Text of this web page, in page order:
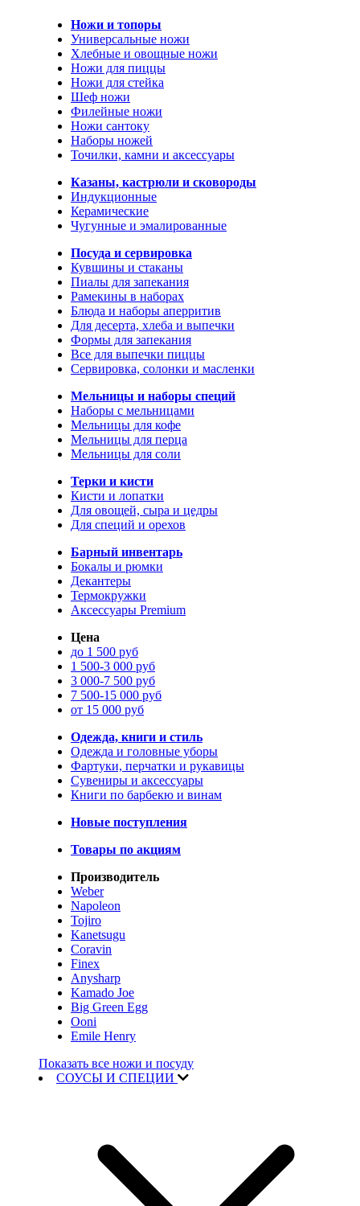
Ножи и топоры
Универсальные ножи
Хлебные и овощные ножи
Ножи для пиццы
Ножи для стейка
Шеф ножи
Филейные ножи
Ножи сантоку
Наборы ножей
Точилки, камни и аксессуары
Казаны, кастрюли и сковороды
Индукционные
Керамические
Чугунные и эмалированные
Посуда и сервировка
Кувшины и стаканы
Пиалы для запекания
Рамекины в наборах
Блюда и наборы аперритив
Для десерта, хлеба и выпечки
Формы для запекания
Все для выпечки пиццы
Сервировка, солонки и масленки
Мельницы и наборы специй
Наборы с мельницами
Мельницы для кофе
Мельницы для перца
Мельницы для соли
Терки и кисти
Кисти и лопатки
Для овощей, сыра и цедры
Для специй и орехов
Барный инвентарь
Бокалы и рюмки
Декантеры
Термокружки
Аксессуары Premium
Цена
до 1 500 руб
1 500-3 000 руб
3 000-7 500 руб
7 500-15 000 руб
от 15 000 руб
Одежда, книги и стиль
Одежда и головные уборы
Фартуки, перчатки и рукавицы
Сувениры и аксессуары
Книги по барбекю и винам
Новые поступления
Товары по акциям
Производитель
Weber
Napoleon
Tojiro
Kanetsugu
Coravin
Finex
Anysharp
Kamado Joe
Big Green Egg
Ooni
Emile Henry
Показать все ножи и посуду
СОУСЫ И СПЕЦИИ